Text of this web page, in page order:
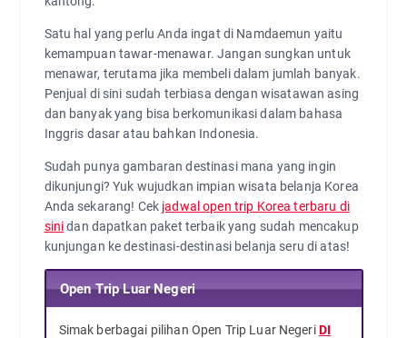
Satu hal yang perlu Anda ingat di Namdaemun yaitu
kemampuan tawar-menawar. Jangan sungkan untuk
menawar, terutama jika membeli dalam jumlah banyak.
Penjual di sini sudah terbiasa dengan wisatawan asing
dan banyak yang bisa berkomunikasi dalam bahasa
Inggris dasar atau bahkan Indonesia.
Sudah punya gambaran destinasi mana yang ingin
dikunjungi? Yuk wujudkan impian wisata belanja Korea
Anda sekarang! Cek jadwal open trip Korea terbaru di
sinidan dapatkan paket terbaik yang sudah mencakup
kunjungan ke destinasi-destinasi belanja seru di atas!
Open Trip Luar Negeri
Simak berbagai pilihan Open Trip Luar NegeriDI